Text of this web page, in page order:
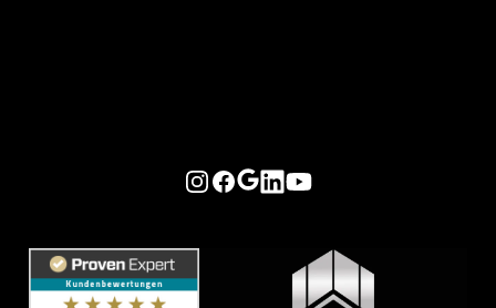
Instagram
Facebook
Google
LinkedInYouTube